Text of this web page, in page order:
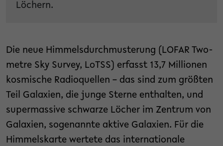
Löchern.
Die neue Himmelsdurchmusterung (LOFAR Two-
metre Sky Survey, LoTSS) erfasst 13,7 Millionen
kosmische Radioquellen – das sind zum größten
Teil Galaxien, die junge Sterne enthalten, und
supermassive schwarze Löcher im Zentrum von
Galaxien, sogenannte aktive Galaxien. Für die
Himmelskarte wertete das internationale